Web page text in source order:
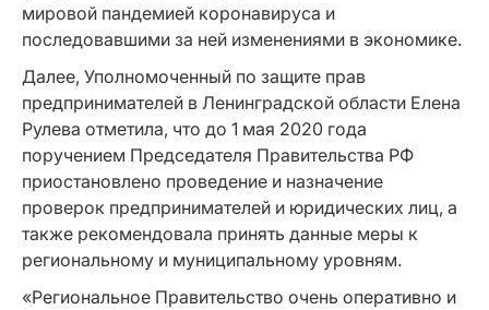
мировой пандемией коронавируса и
последовавшими за ней изменениями в экономике.
Далее, Уполномоченный по защите прав
предпринимателей в Ленинградской области Елена
Рулева отметила, что до 1 мая 2020 года
поручением Председателя Правительства РФ
приостановлено проведение и назначение
проверок предпринимателей и юридических лиц, а
также рекомендовала принять данные меры к
региональному и муниципальному уровням.
«Региональное Правительство очень оперативно и